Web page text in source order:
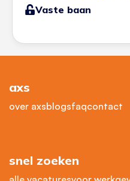
Vaste baan
axs
over axsblogsfaqcontact
snel zoeken